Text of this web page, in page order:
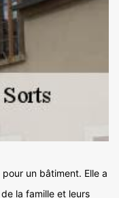
un bâtiment. Elle a
la famille et leurs